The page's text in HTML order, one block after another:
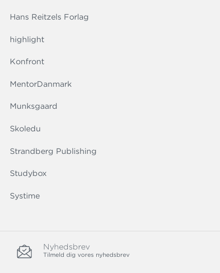
Hans Reitzels Forlag
highlight
Konfront
MentorDanmark
Munksgaard
Skoledu
Strandberg Publishing
Studybox
Systime
Nyhedsbrev
Tilmeld dig vores nyhedsbrev